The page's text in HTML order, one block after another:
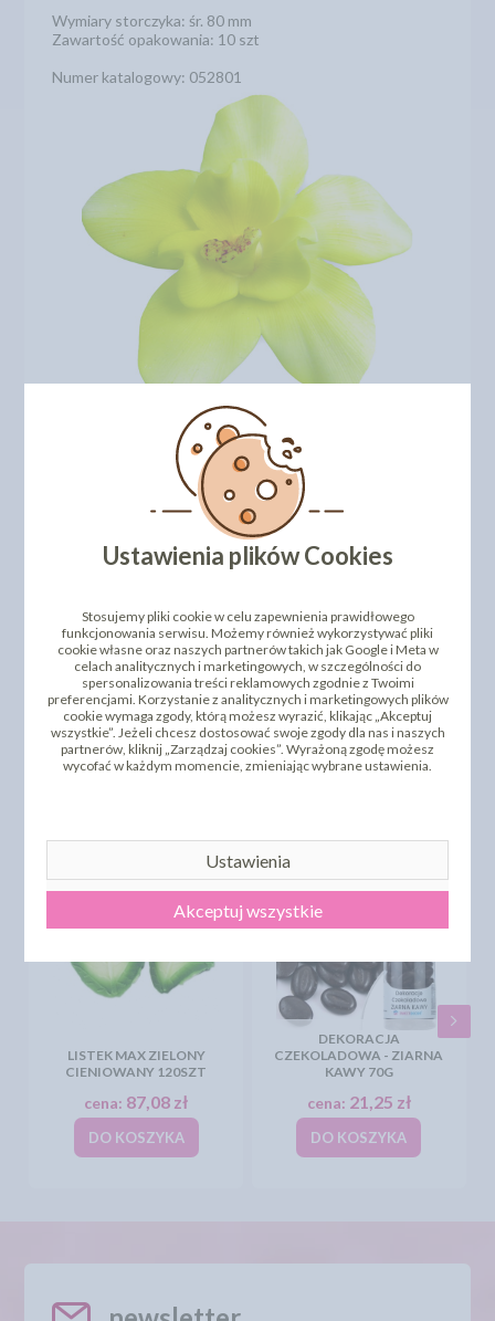
Wymiary storczyka: śr. 80 mm
Zawartość opakowania: 10 szt
Numer katalogowy: 052801
DODAJ SWOJĄ OPINIĘ
PRODUKTY PODOBNE
LISTEK MAX ZIELONY
CIENIOWANY 120SZT
cena: 87,08 zł
DO KOSZYKA
DEKORACJA
CZEKOLADOWA - ZIARNA
KAWY 70G
cena: 21,25 zł
DO KOSZYKA
Ustawienia plików Cookies
Stosujemy pliki cookie w celu zapewnienia prawidłowego
funkcjonowania serwisu. Możemy również wykorzystywać pliki
cookie własne oraz naszych partnerów takich jak Google i Meta w
celach analitycznych i marketingowych, w szczególności do
spersonalizowania treści reklamowych zgodnie z Twoimi
preferencjami. Korzystanie z analitycznych i marketingowych plików
cookie wymaga zgody, którą możesz wyrazić, klikając „Akceptuj
wszystkie”. Jeżeli chcesz dostosować swoje zgody dla nas i naszych
partnerów, kliknij „Zarządzaj cookies”. Wyrażoną zgodę możesz
wycofać w każdym momencie, zmieniając wybrane ustawienia.
Ustawienia
Akceptuj wszystkie